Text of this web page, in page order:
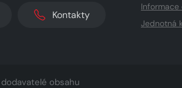
Kontakty
Informace
Jednotná
dodavatelé obsahu